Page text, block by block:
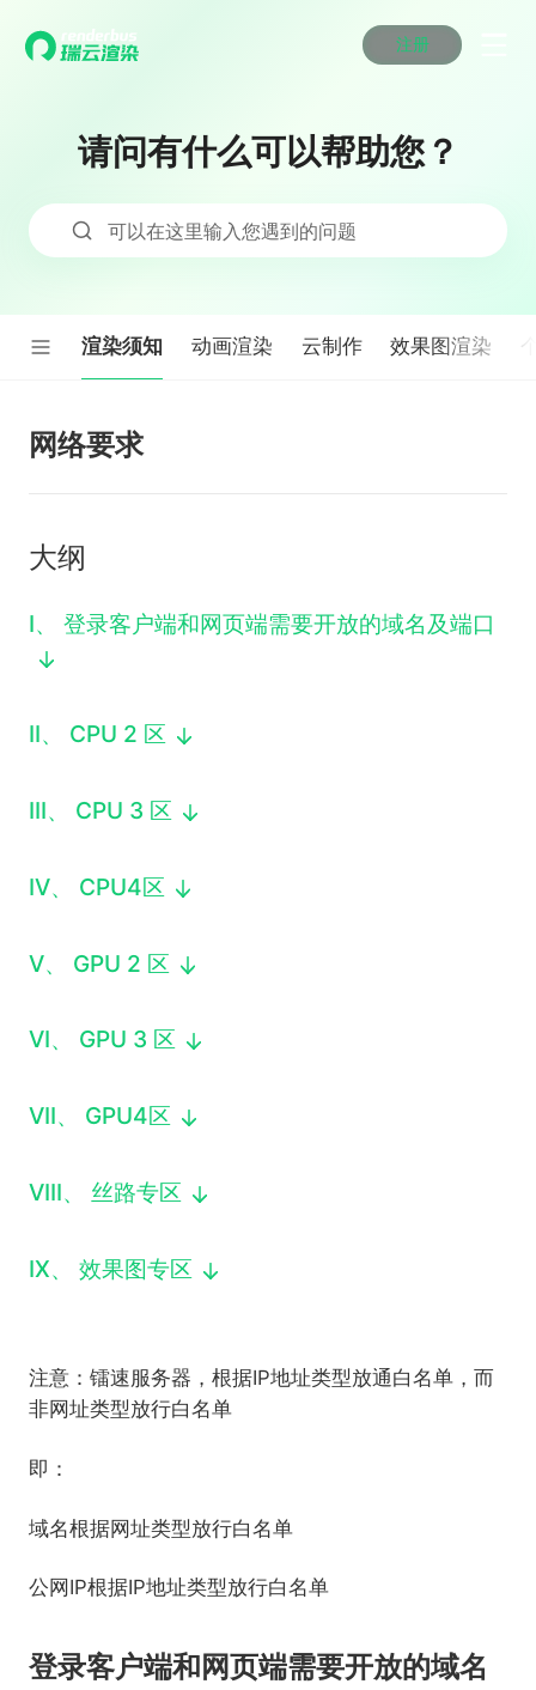
注册
产品服务
云制作
云渲染管理系统
瑞兔百宝箱
云制作
云渲染管理系统
瑞兔百宝箱
云制作
云渲染管理系统
瑞兔百宝箱
云制作
云渲染管理系统
瑞兔百宝箱
云制作
云渲染管理系统
瑞兔百宝箱
云制作
云渲染管理系统
瑞兔百宝箱
解决方案
Maya云渲染方案
3ds Max云渲染方案
Cinema 4D云渲染方案
Maya AI渲染方案
Maya云渲染方案
3ds Max云渲染方案
Cinema 4D云渲染方案
Maya AI渲染方案
Maya云渲染方案
3ds Max云渲染方案
Cinema 4D云渲染方案
Maya AI渲染方案
Maya云渲染方案
3ds Max云渲染方案
Cinema 4D云渲染方案
Maya AI渲染方案
Maya云渲染方案
3ds Max云渲染方案
Cinema 4D云渲染方案
Maya AI渲染方案
Maya云渲染方案
3ds Max云渲染方案
Cinema 4D云渲染方案
Maya AI渲染方案
动画价格
云制作价格
动画价格
云制作价格
动画价格
云制作价格
动画价格
云制作价格
动画价格
云制作价格
动画价格
云制作价格
案例
新闻资讯
渲染大赛
新闻资讯
渲染大赛
新闻资讯
渲染大赛
新闻资讯
渲染大赛
新闻资讯
渲染大赛
新闻资讯
渲染大赛
特惠专区
云渲染优惠攻略
云渲染优惠攻略
云渲染优惠攻略
云渲染优惠攻略
云渲染优惠攻略
云渲染优惠攻略
下载动画客户端
效果图客户端
动画客户端
效果图客户端
动画客户端
效果图客户端
动画客户端
效果图客户端
动画客户端
效果图客户端
动画客户端
效果图客户端
帮助/教程
请问有什么可以帮助您？
可以在这里输入您遇到的问题
渲染须知 动画渲染 云制作 效果图渲染
网络要求
大纲
I、 登录客户端和网页端需要开放的域名及端口
II、 CPU 2 区
III、 CPU 3 区
IV、 CPU4区
V、 GPU 2 区
VI、 GPU 3 区
VII、 GPU4区
VIII、 丝路专区
IX、 效果图专区
注意：镭速服务器，根据IP地址类型放通白名单，而
非网址类型放行白名单
即：
域名根据网址类型放行白名单
公网IP根据IP地址类型放行白名单
登录客户端和网页端需要开放的域名